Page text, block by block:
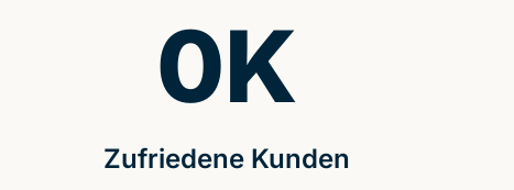
Zufriedene Kunden
0K